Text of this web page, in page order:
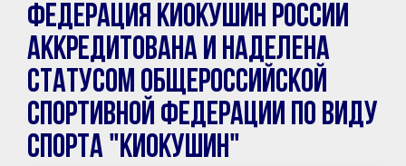
Федерация Киокушин России
аккредитована и наделена
статусом общероссийской
спортивной федерации по виду
спорта "киокушин"